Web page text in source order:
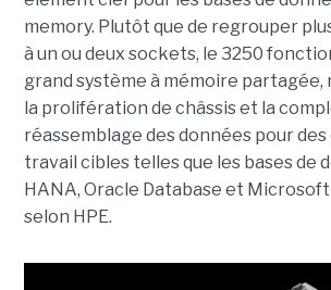
memory. Plutôt que de regrouper
à un ou deux sockets, le 3250
grand système à mémoire partagée,
la prolifération de châssis et la
réassemblage des données pour
travail cibles telles que les bases de
HANA, Oracle Database et Microsoft
selon HPE.